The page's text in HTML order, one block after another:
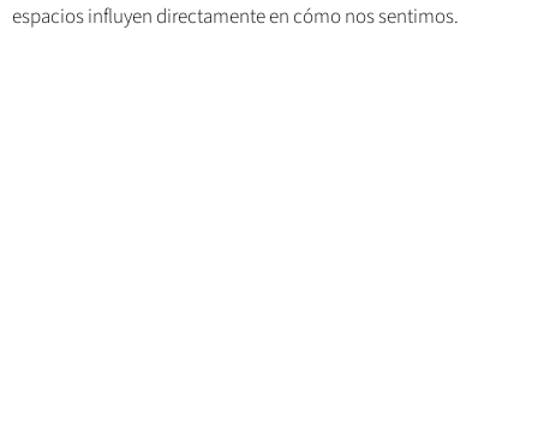
espacios influyen directamente en cómo nos sentimos.